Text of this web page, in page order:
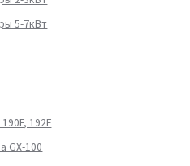
5-7кВт
192F
GX-100